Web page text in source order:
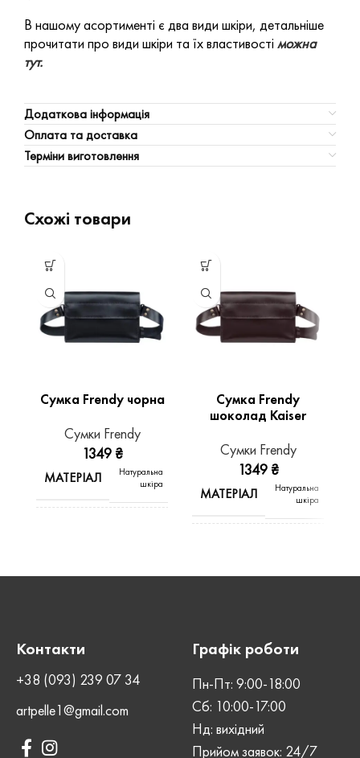
В нашому асортименті є два види шкіри, детальніше
прочитати про види шкіри та їх властивості можна
тут.
Додаткова інформація
Оплата та доставка
Терміни виготовлення
Схожі товари
Сумка Frendy чорна
Сумки Frendy
1349 ₴
МАТЕРІАЛ
Натуральна
шкіра
ШОВ
ЗАСТІБКА
Сумка Frendy
шоколад Kaiser
Сумки Frendy
1349 ₴
МАТЕРІАЛ
Натуральна
шкіра
СТАТЬ Унісекс
ШОВ Машинний
Магнітна
Контакти
+38 (093) 239 07 34
artpelle1@gmail.com
Графік роботи
Пн-Пт: 9:00-18:00
Сб: 10:00-17:00
Нд: вихідний
Прийом заявок: 24/7